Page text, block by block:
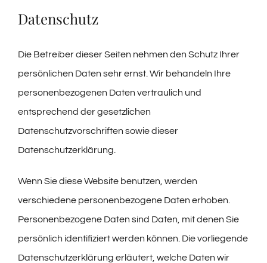
Datenschutz
Die Betreiber dieser Seiten nehmen den Schutz Ihrer
persönlichen Daten sehr ernst. Wir behandeln Ihre
personenbezogenen Daten vertraulich und
entsprechend der gesetzlichen
Datenschutzvorschriften sowie dieser
Datenschutzerklärung.
Wenn Sie diese Website benutzen, werden
verschiedene personenbezogene Daten erhoben.
Personenbezogene Daten sind Daten, mit denen Sie
persönlich identifiziert werden können. Die vorliegende
Datenschutzerklärung erläutert, welche Daten wir